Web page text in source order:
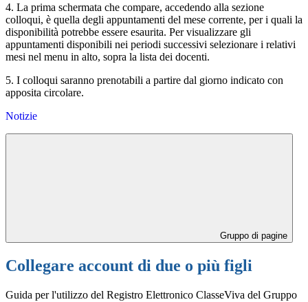
4. La prima schermata che compare, accedendo alla sezione
colloqui, è quella degli appuntamenti del mese corrente, per i quali la
disponibilità potrebbe essere esaurita. Per visualizzare gli
appuntamenti disponibili nei periodi successivi selezionare i relativi
mesi nel menu in alto, sopra la lista dei docenti.
5. I colloqui saranno prenotabili a partire dal giorno indicato con
apposita circolare.
Notizie
Gruppo di pagine
Collegare account di due o più figli
Guida per l'utilizzo del Registro Elettronico ClasseViva del Gruppo